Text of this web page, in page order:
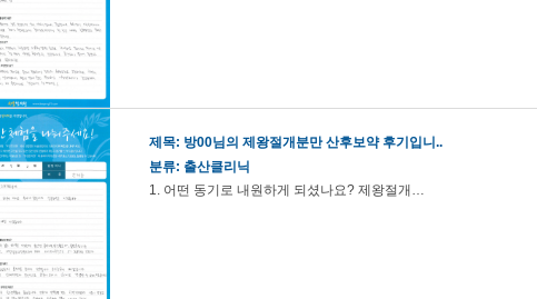
제목: 방00님의 제왕절개분만 산후보약 후기입니..
분류: 출산클리닉
1. 어떤 동기로 내원하게 되셨나요? 제왕절개…